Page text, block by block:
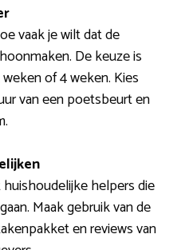
vaak je wilt dat de
De keuze is
of 4 weken. Kies
van een poetsbeurt en
helpers die
Maak gebruik van de
en reviews van